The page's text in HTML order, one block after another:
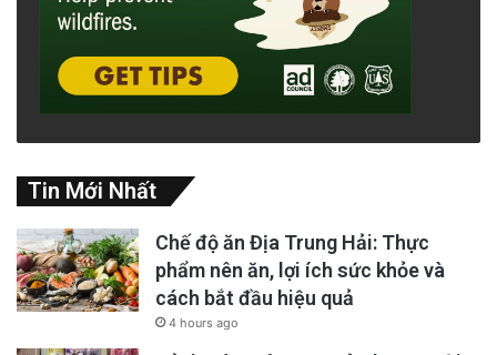
Tin Mới Nhất
Chế độ ăn Địa Trung Hải: Thực
phẩm nên ăn, lợi ích sức khỏe và
cách bắt đầu hiệu quả
4 hours ago